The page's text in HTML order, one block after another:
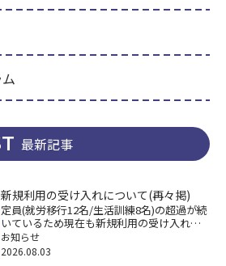
最新記事
新規利用の受け入れについて(再々掲)
定員(就労移行12名/生活訓練8名)の超過が続
いているため現在も新規利用の受け入れが
できなくなっていますが、困りごとへの相
談に関しては継続してますので遠慮なくご
お知らせ
2026.08.03